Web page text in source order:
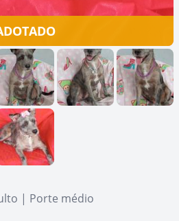
| Porte médio